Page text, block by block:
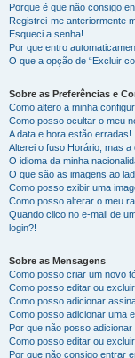
Porque é que não consigo
Registrei-me anteriormente
Esqueci a senha!
Por que entro
O que a opção de “Excluir
Sobre as Preferências e
Como altero a minha
Como posso ocultar o meu
A data e hora estão erradas!
Alterei o fuso Horário, mas
O idioma da minha
O que são as imagens ao
Como posso exibir uma
Como posso alterar o meu
Quando clico no e-mail de
login?!
Sobre as Mensagens
Como posso criar um novo
Como posso editar ou
Como posso adicionar
Como posso adicionar uma
Por que não posso
Como posso editar ou
Por que não consigo entrar